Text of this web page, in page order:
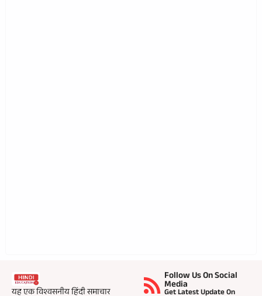
यह एक विश्वसनीय हिंदी समाचार
Follow Us On Social
Media
Get Latest Update On